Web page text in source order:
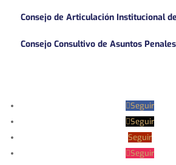
Consejo de Articulación Institucional
Consejo Consultivo de Asuntos Penales
Seguir
Seguir
Seguir
Seguir